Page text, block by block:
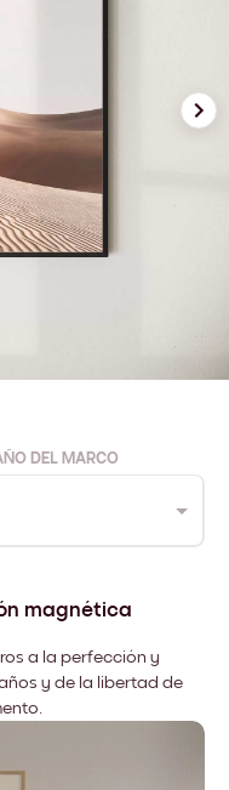
DEL MARCO
magnética
a la perfección y
y de la libertad de